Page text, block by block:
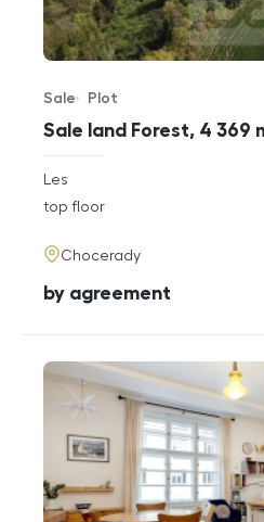
Sale land Forest, 4 369
Offer type
Sale
Property type
Plot
rozměry
disposition
Les
funkce
top floor
adresa
Chocerady
cena
by agreement